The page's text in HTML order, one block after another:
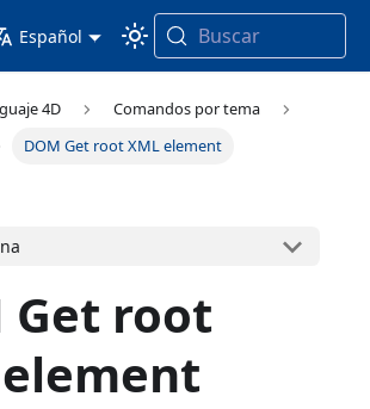
4D
Español Buscar
4D
Comandos por tema
DOM Get root XML element
Get root